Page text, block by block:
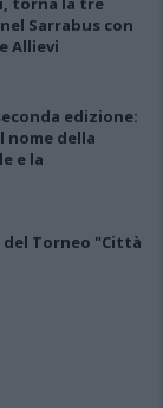
Sarrabus con
Allievi
edizione:
nome della
e la
del Torneo "Città